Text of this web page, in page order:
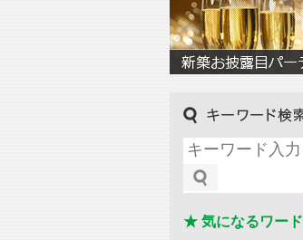
★ 気になるワード